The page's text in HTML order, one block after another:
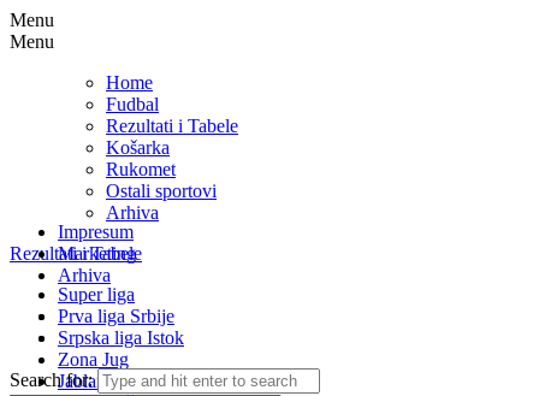
Menu
Menu
Home
Fudbal
Rezultati i Tabele
Košarka
Rukomet
Ostali sportovi
Arhiva
Rezultati i Tabele
Super liga
Prva liga Srbije
Srpska liga Istok
Zona Jug
Jablanička okružna liga
Impresum
Marketing
Arhiva
Search for: